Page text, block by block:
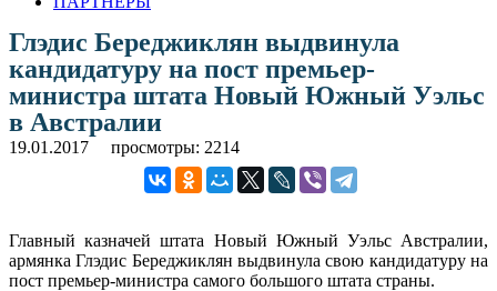
Глэдис Береджиклян выдвинула
кандидатуру на пост премьер-
министра штата Новый Южный Уэльс
в Австралии
19.01.2017 просмотры: 2214
Главный казначей штата Новый Южный Уэльс Австралии,
армянка Глэдис Береджиклян выдвинула свою кандидатуру на
пост премьер-министра самого большого штата страны.